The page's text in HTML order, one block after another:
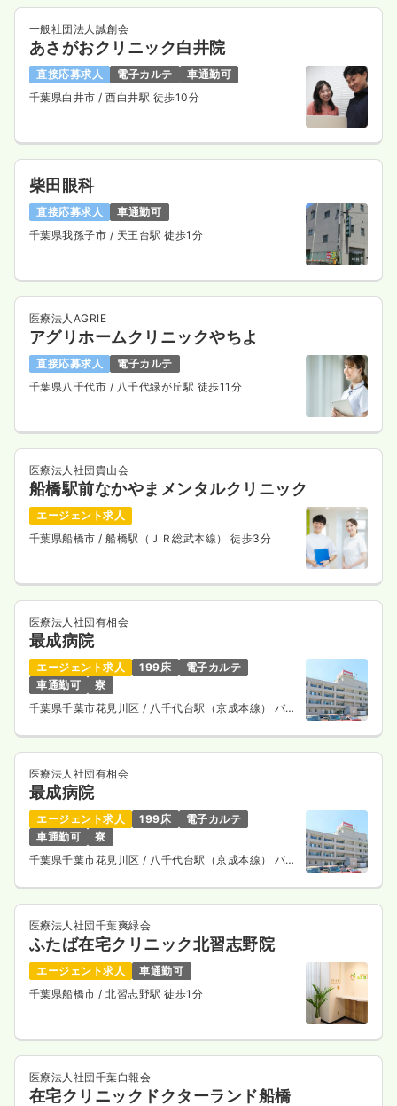
日勤のみ（パート） 一時募集休止
給与 時給1,500円〜
担当業務未経験可
ブランク可 時給1,500円以上可
一般社団法人誠創会
あさがおクリニック白井院
直接応募求人 電子カルテ
車通勤可
千葉県白井市/ 西白井駅 徒歩10分
柴田眼科
直接応募求人
車通勤可
千葉県我孫子市 / 天王台駅 徒歩1分
医療法人AGRIE
アグリホームクリニックやちよ
直接応募求人
電子カルテ
千葉県八千代市 / 八千代緑が丘駅 徒歩11分
医療法人社団貴山会
船橋駅前なかやまメンタルクリニック
エージェント求人
千葉県船橋市/ 船橋駅（ＪＲ総武本線） 徒歩3分
医療法人社団有相会
最成病院
エージェント求人 199床
電子カルテ
車通勤可
寮
千葉県千葉市花見川区/ 八千代台駅（京成本線） バス
医療法人社団有相会
最成病院
エージェント求人 199床
電子カルテ
車通勤可
寮
千葉県千葉市花見川区/ 八千代台駅（京成本線） バス
医療法人社団千葉爽緑会
ふたば在宅クリニック北習志野院
エージェント求人
車通勤可
千葉県船橋市/ 北習志野駅 徒歩1分
医療法人社団千葉白報会
在宅クリニックドクターランド船橋